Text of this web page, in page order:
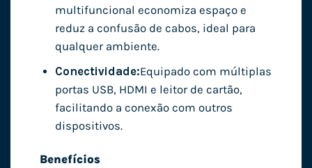
multifuncional economiza espaço e
reduz a confusão de cabos, ideal para
qualquer ambiente.
Conectividade:Equipado com múltiplas
portas USB, HDMI e leitor de cartão,
facilitando a conexão com outros
dispositivos.
Benefícios